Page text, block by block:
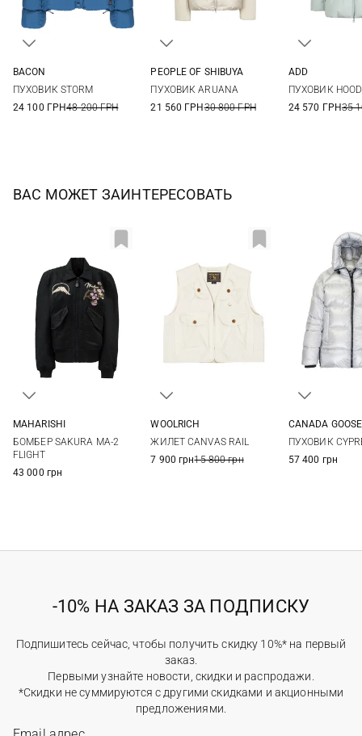
BACON
ПУХОВИК STORM
24 100 ГРН48 200 ГРН
PEOPLE OF SHIBUYA
ПУХОВИК ARUANA
21 560 ГРН30 800 ГРН
ADD
ПУХОВИК
24 570 ГРН35
ВАС МОЖЕТ ЗАИНТЕРЕСОВАТЬ
MAHARISHI
БОМБЕР SAKURA MA-2
FLIGHT
43 000 грн
WOOLRICH
ЖИЛЕТ CANVAS RAIL
7 900 грн15 800 грн
CANADA GOOSE
ПУХОВИК
57 400 грн
-10% НА ЗАКАЗ ЗА ПОДПИСКУ
Подпишитесь сейчас, чтобы получить скидку 10%* на первый
заказ.
Первыми узнайте новости, скидки и распродажи.
*Скидки не суммируются с другими скидками и акционными
предложениями.